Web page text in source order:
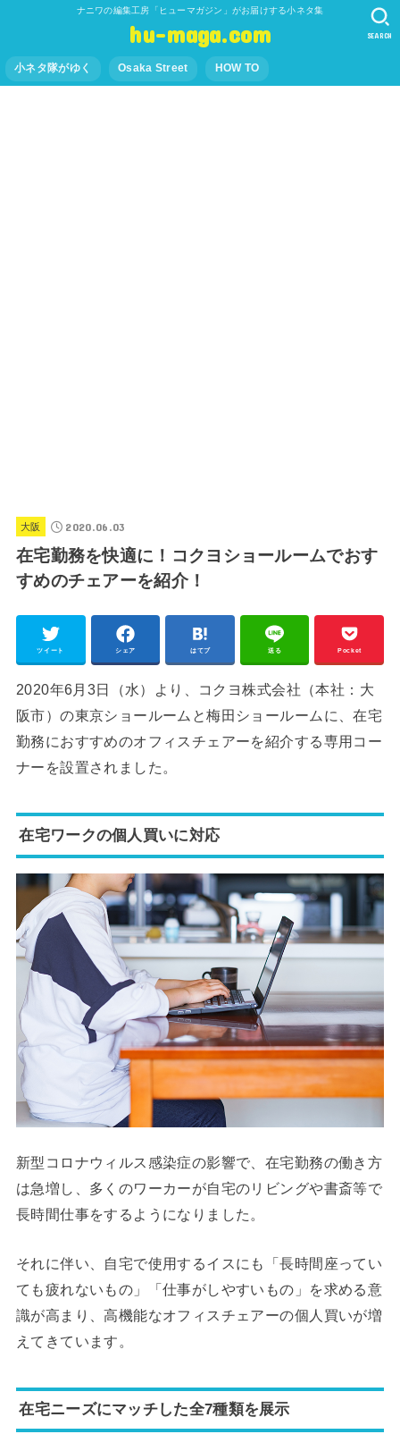
ナニワの編集工房「ヒューマガジン」がお届けする小ネタ集
hu-maga.com
小ネタ隊がゆく Osaka Street HOW TO
SEARCH
大阪 2020.06.03
在宅勤務を快適に！コクヨショールームでおす
すめのチェアーを紹介！
ツイート シェア はてブ 送る Pocket
2020年6月3日（水）より、コクヨ株式会社（本社：大
阪市）の東京ショールームと梅田ショールームに、在宅
勤務におすすめのオフィスチェアーを紹介する専用コー
ナーを設置されました。
在宅ワークの個人買いに対応
新型コロナウィルス感染症の影響で、在宅勤務の働き方
は急増し、多くのワーカーが自宅のリビングや書斎等で
長時間仕事をするようになりました。
それに伴い、自宅で使用するイスにも「長時間座ってい
ても疲れないもの」「仕事がしやすいもの」を求める意
識が高まり、高機能なオフィスチェアーの個人買いが増
えてきています。
在宅ニーズにマッチした全7種類を展示